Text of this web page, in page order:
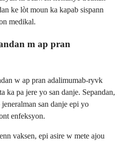
ke lòt moun ka kapab sispann
medikal.
m ap pran
w ap pran adalimumab-ryvk
ka pa jere yo san danje. Sepandan,
san danje epi yo
enfeksyon.
vaksen, epi asire w mete ajou